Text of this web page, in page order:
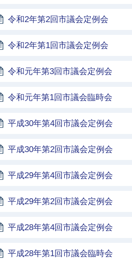
令和2年第2回市議会定例会
令和2年第1回市議会定例会
令和元年第3回市議会定例会
令和元年第1回市議会臨時会
平成30年第4回市議会定例会
平成30年第2回市議会定例会
平成29年第4回市議会定例会
平成29年第2回市議会定例会
平成28年第4回市議会定例会
平成28年第1回市議会臨時会